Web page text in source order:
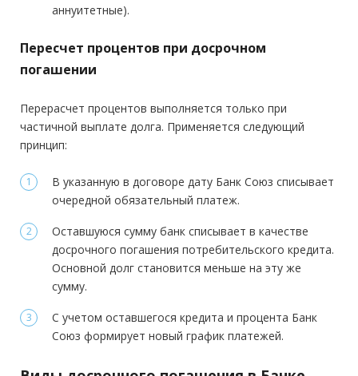
аннуитетные).
Пересчет процентов при досрочном
погашении
Перерасчет процентов выполняется только при
частичной выплате долга. Применяется следующий
принцип:
В указанную в договоре дату Банк Союз списывает
очередной обязательный платеж.
Оставшуюся сумму банк списывает в качестве
досрочного погашения потребительского кредита.
Основной долг становится меньше на эту же
сумму.
С учетом оставшегося кредита и процента Банк
Союз формирует новый график платежей.